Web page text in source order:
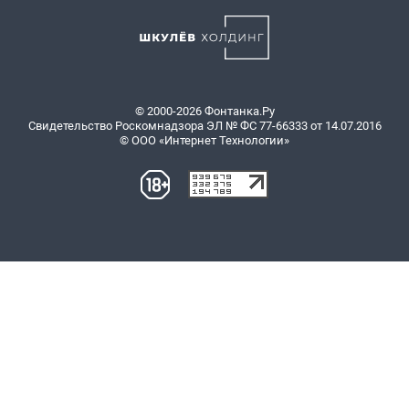
© 2000-2026 Фонтанка.Ру
Свидетельство Роскомнадзора ЭЛ № ФС 77-66333 от 14.07.2016
© ООО «Интернет Технологии»